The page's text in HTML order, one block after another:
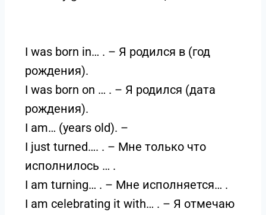
I was born in… . – Я родился в (год
рождения).
I was born on … . – Я родился (дата
рождения).
I am… (years old). –
I just turned…. . – Мне только что
исполнилось … .
I am turning… . – Мне исполняется… .
I am celebrating it with… . – Я отмечаю